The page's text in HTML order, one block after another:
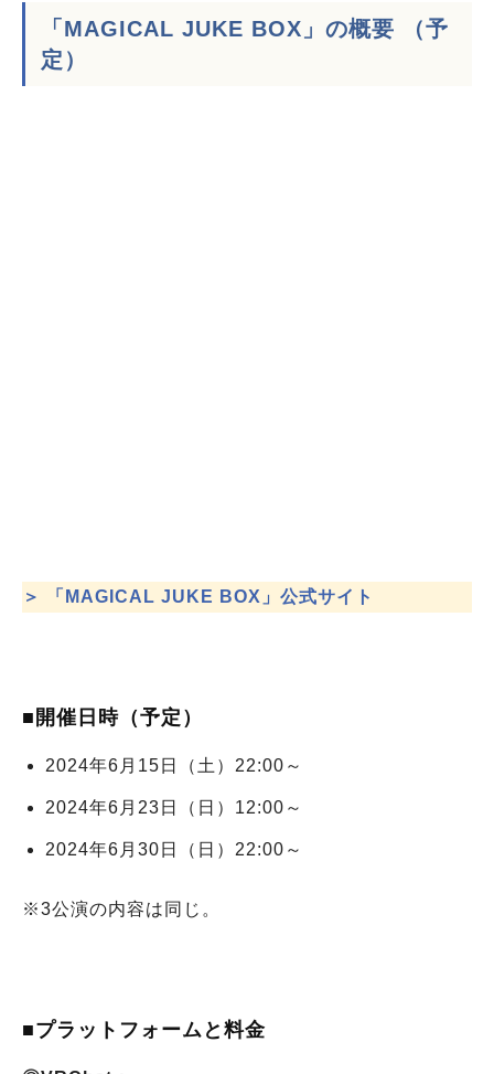
「MAGICAL JUKE BOX」の概要 （予
定）
＞ 「MAGICAL JUKE BOX」公式サイト
■開催日時（予定）
2024年6月15日（土）22:00～
2024年6月23日（日）12:00～
2024年6月30日（日）22:00～
※3公演の内容は同じ。
■プラットフォームと料金